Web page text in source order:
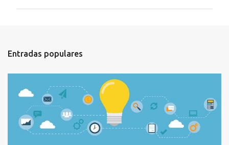
t
r
i
s
Entradas populares